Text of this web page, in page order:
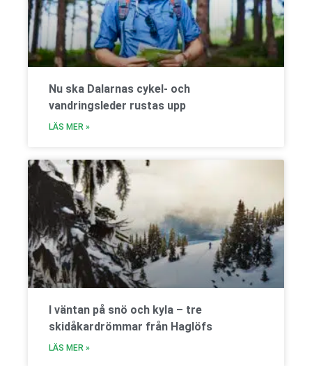
Nu ska Dalarnas cykel- och
vandringsleder rustas upp
LÄS MER »
I väntan på snö och kyla – tre
skidåkardrömmar från Haglöfs
LÄS MER »